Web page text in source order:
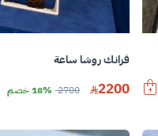
فرانك روشا ساعة
2200
2700 18% خصم